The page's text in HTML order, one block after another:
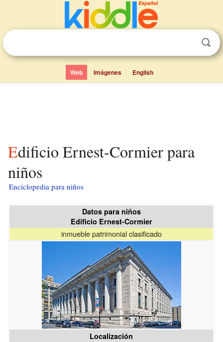
Web Imágenes English
Edificio Ernest-Cormier para
niños
Enciclopedia para niños
Datos para niños
Edificio Ernest-Cormier
inmueble patrimonial clasificado
Localización